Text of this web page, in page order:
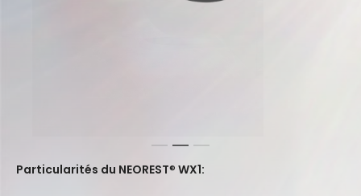
1 2
3
Particularités du NEOREST® WX1: